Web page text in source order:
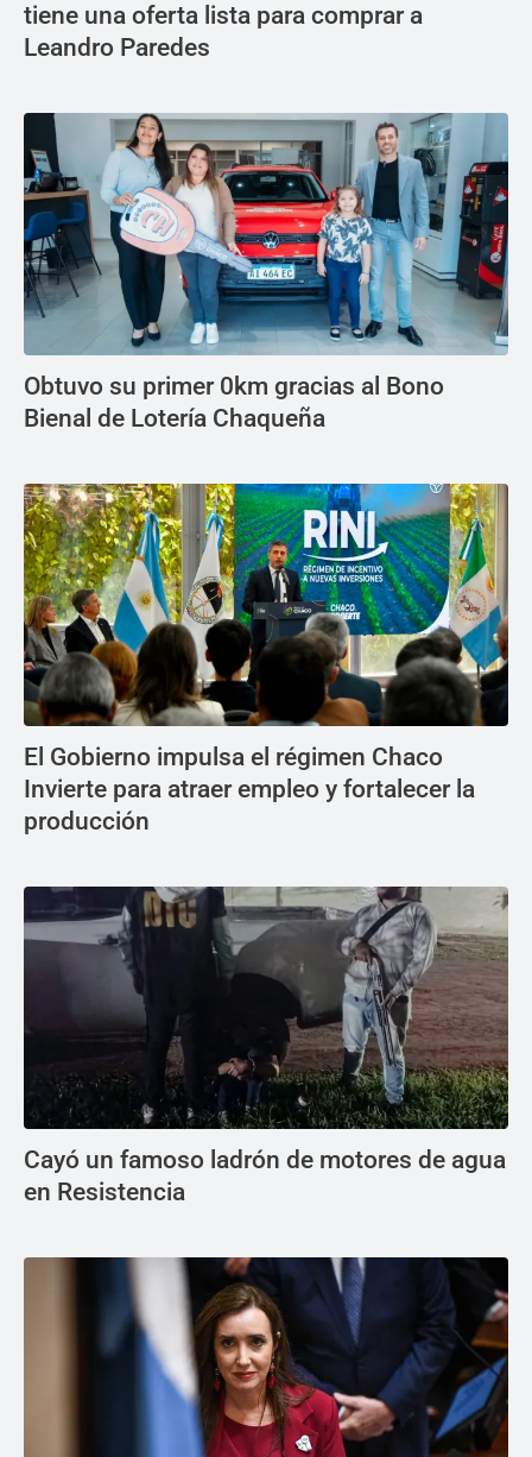
tiene una oferta lista para comprar a
Leandro Paredes
Obtuvo su primer 0km gracias al Bono
Bienal de Lotería Chaqueña
El Gobierno impulsa el régimen Chaco
Invierte para atraer empleo y fortalecer la
producción
Cayó un famoso ladrón de motores de agua
en Resistencia